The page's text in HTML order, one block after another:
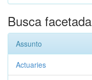
Busca facetada
Assunto
Actuaries